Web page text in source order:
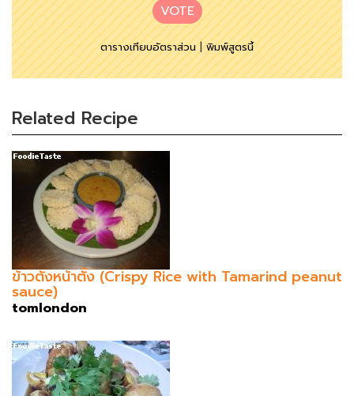
VOTE
ตารางเทียบอัตราส่วน|พิมพ์สูตรนี้
Related Recipe
ข้าวตังหน้าตั้ง (Crispy Rice with Tamarind peanut
sauce)
tomlondon